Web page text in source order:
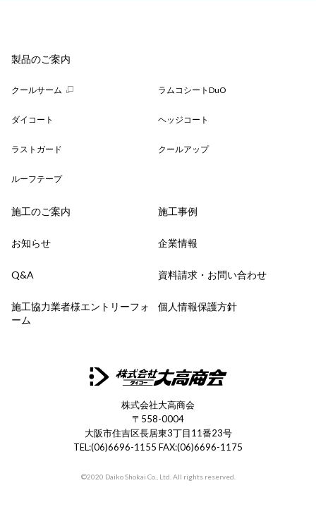
製品のご案内
クールサーム ラムコシートDuO
ダイコート ヘッジコート
ラストガード クールアップ
ルーフテープ
施工のご案内 施工事例
お知らせ 企業情報
Q&A 資料請求・お問い合わせ
施工協力業者様エントリーフォ
ーム
個人情報保護方針
株式会社大高商会
〒558-0004
大阪市住吉区長居東3丁目11番23号
TEL:(06)6696-1155 FAX:(06)6696-1175
©2020 Daiko Shokai Co., Ltd. All rights reserved.